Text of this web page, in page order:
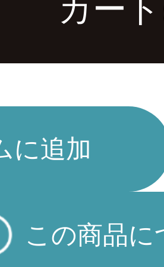
カー
に追加
この商品